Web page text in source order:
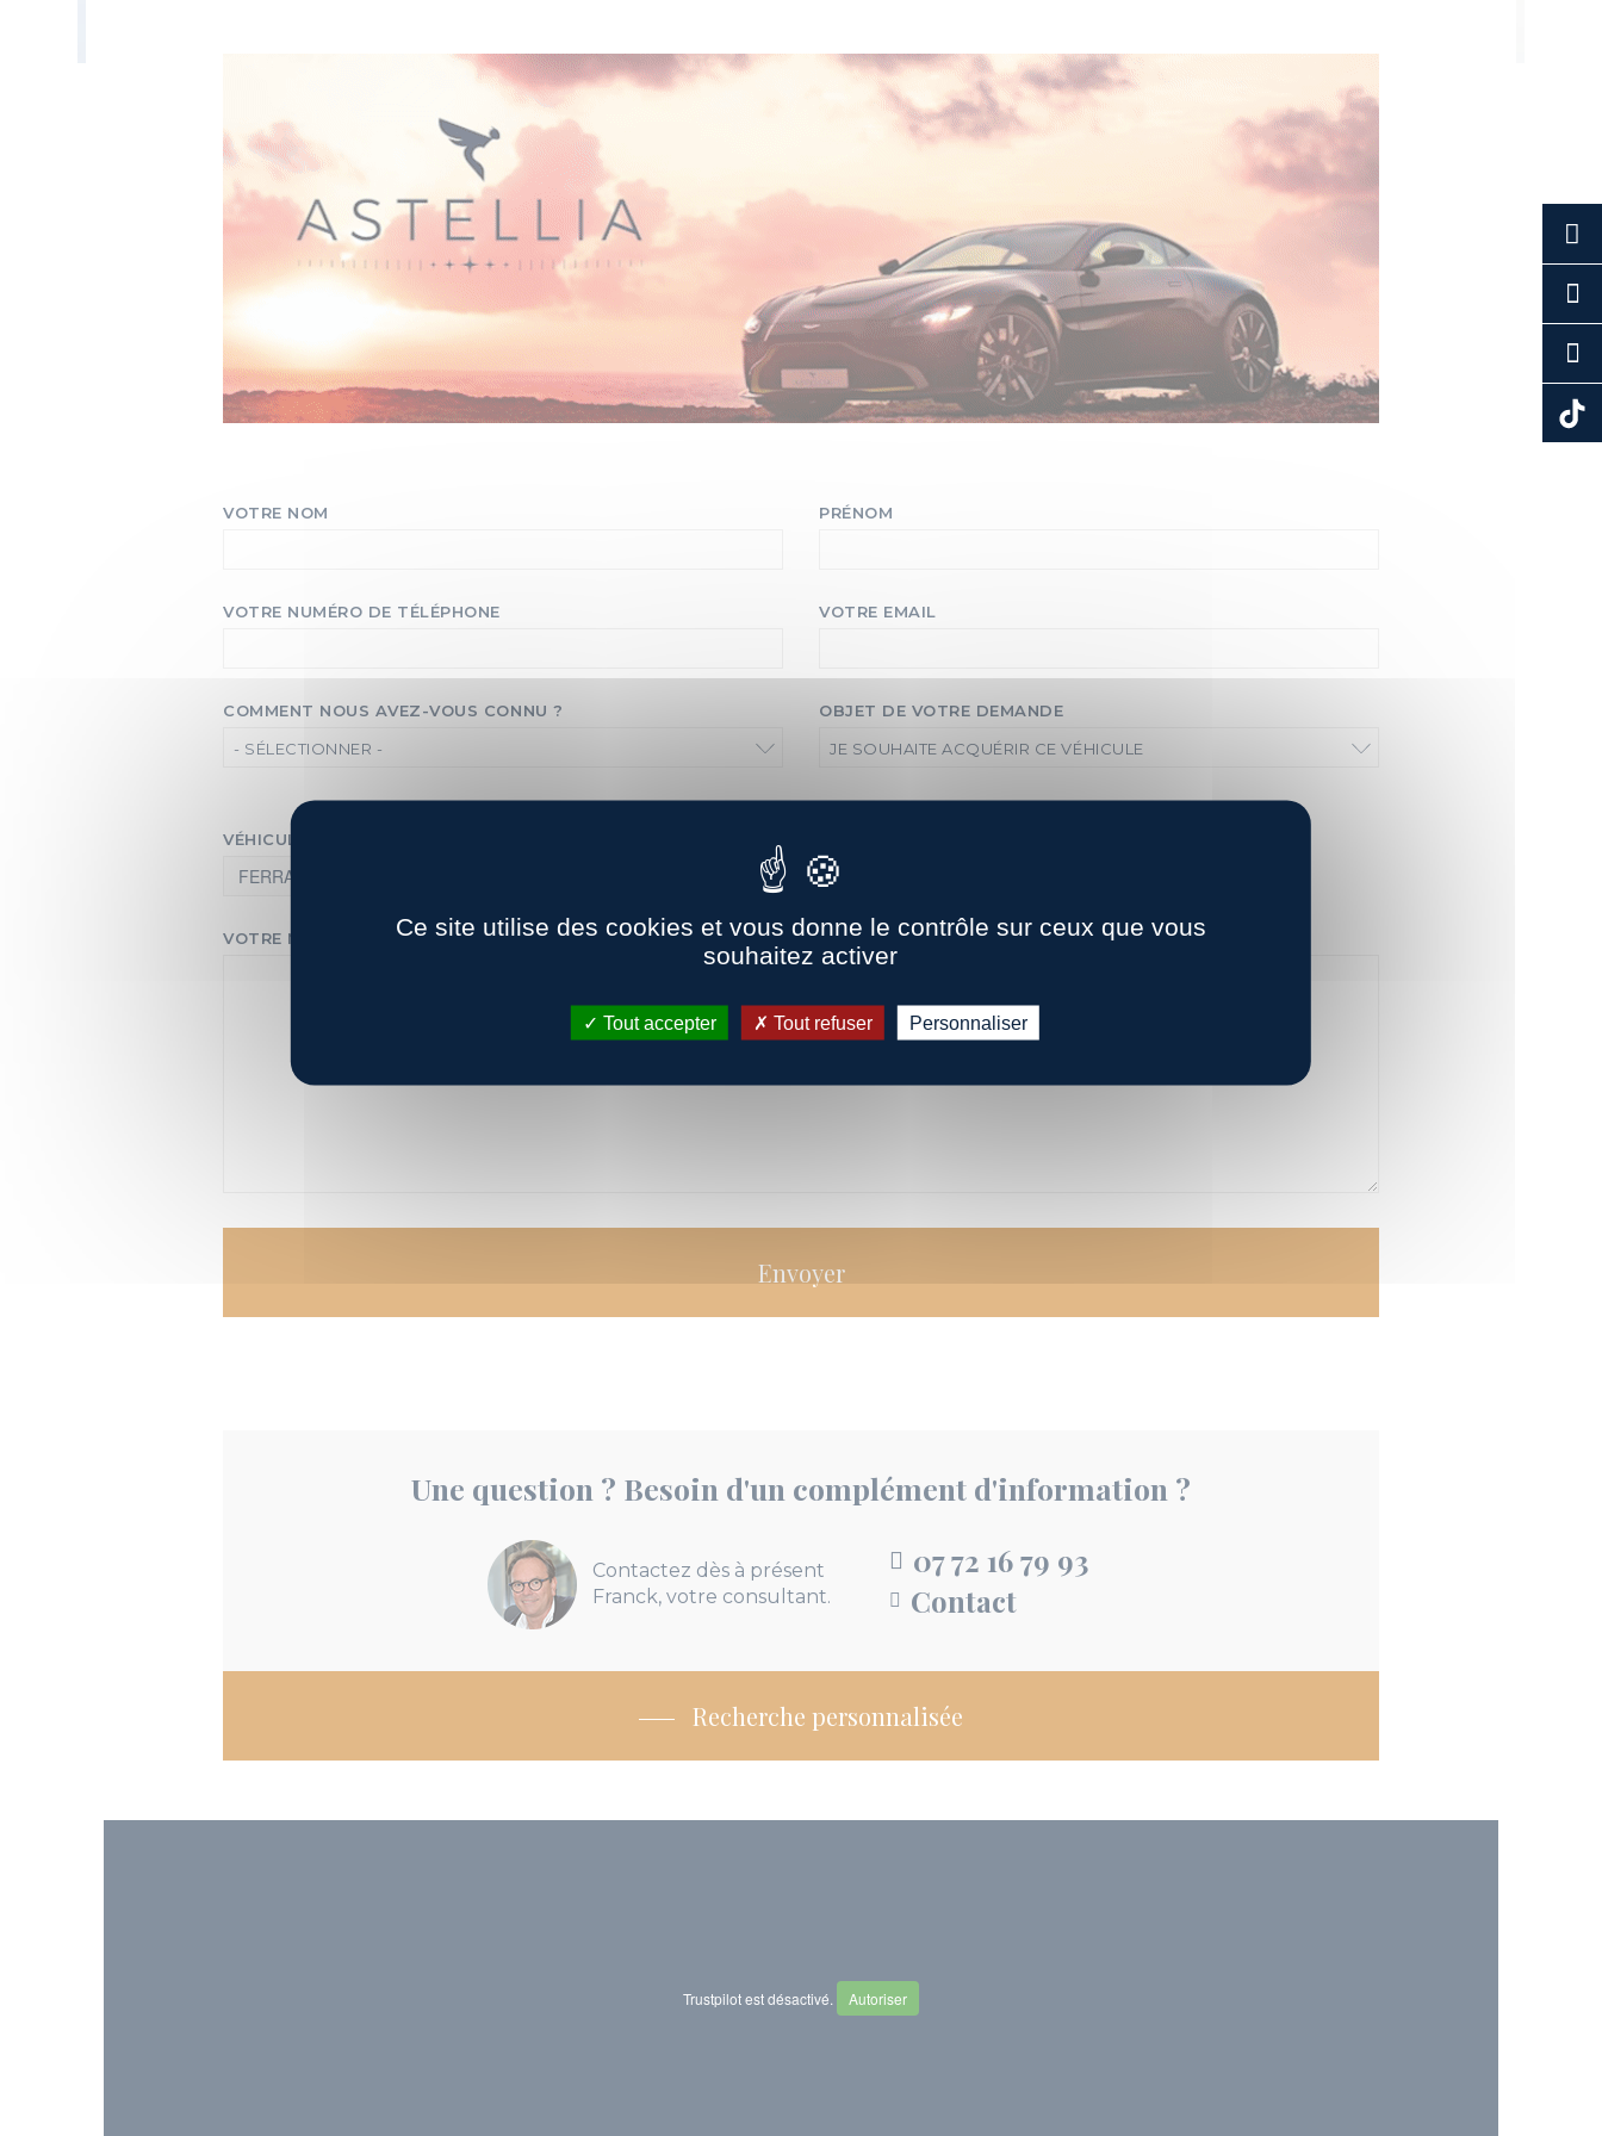
VOTRE NOM PRÉNOM
VOTRE NUMÉRO DE TÉLÉPHONE VOTRE EMAIL
COMMENT NOUS AVEZ-VOUS CONNU ?
- SÉLECTIONNER -
OBJET DE VOTRE DEMANDE
JE SOUHAITE ACQUÉRIR CE VÉHICULE
VÉHICULE QUI VOUS INTÉRESSE
VOTRE MESSAGE
Une question ? Besoin d'un complément d'information ?
Contactez dès à présent
Franck, votre consultant.
07 72 16 79 93
Contact
Recherche personnalisée
Trustpilot est désactivé. Autoriser
Ce site utilise des cookies et vous donne le contrôle sur ceux que vous
souhaitez activer
Tout accepter Tout refuser Personnaliser